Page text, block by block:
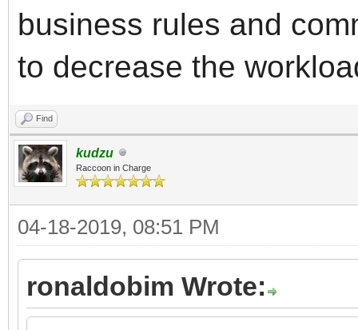
business rules and
to decrease the
Find
kudzu
Raccoon in Charge
04-18-2019, 08:51 PM
ronaldobim Wrote: